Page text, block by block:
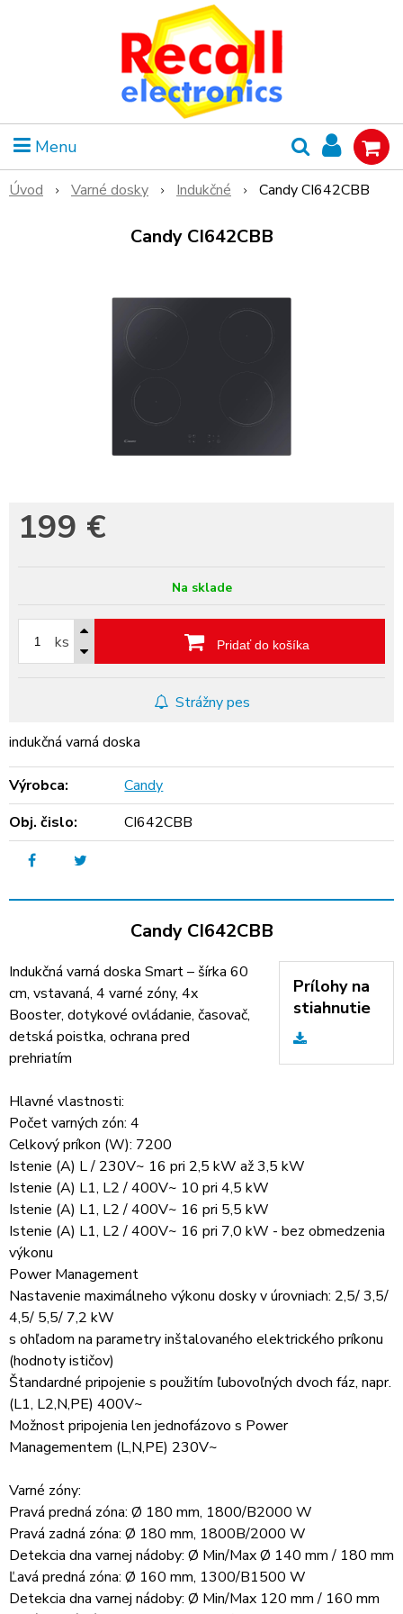
Menu
Úvod Varné dosky Indukčné Candy CI642CBB
Candy CI642CBB
199 €
Na sklade
ks Pridať do košíka
Strážny pes
indukčná varná doska
Výrobca:
Candy
Obj. čislo:
CI642CBB
Candy CI642CBB
Prílohy na
stiahnutie
Indukčná varná doska Smart – šírka 60
cm, vstavaná, 4 varné zóny, 4x
Booster, dotykové ovládanie, časovač,
detská poistka, ochrana pred
prehriatím
Hlavné vlastnosti:
Počet varných zón: 4
Celkový príkon (W): 7200
Istenie (A) L / 230V~ 16 pri 2,5 kW až 3,5 kW
Istenie (A) L1, L2 / 400V~ 10 pri 4,5 kW
Istenie (A) L1, L2 / 400V~ 16 pri 5,5 kW
Istenie (A) L1, L2 / 400V~ 16 pri 7,0 kW - bez obmedzenia
výkonu
Power Management
Nastavenie maximálneho výkonu dosky v úrovniach: 2,5/ 3,5/
4,5/ 5,5/ 7,2 kW
s ohľadom na parametry inštalovaného elektrického príkonu
(hodnoty ističov)
Štandardné pripojenie s použitím ľubovoľných dvoch fáz, napr.
(L1, L2,N,PE) 400V~
Možnost pripojenia len jednofázovo s Power
Managementem (L,N,PE) 230V~
Varné zóny:
Pravá predná zóna: Ø 180 mm, 1800/B2000 W
Pravá zadná zóna: Ø 180 mm, 1800B/2000 W
Detekcia dna varnej nádoby: Ø Min/Max Ø 140 mm / 180 mm
Ľavá predná zóna: Ø 160 mm, 1300/B1500 W
Detekcia dna varnej nádoby: Ø Min/Max 120 mm / 160 mm